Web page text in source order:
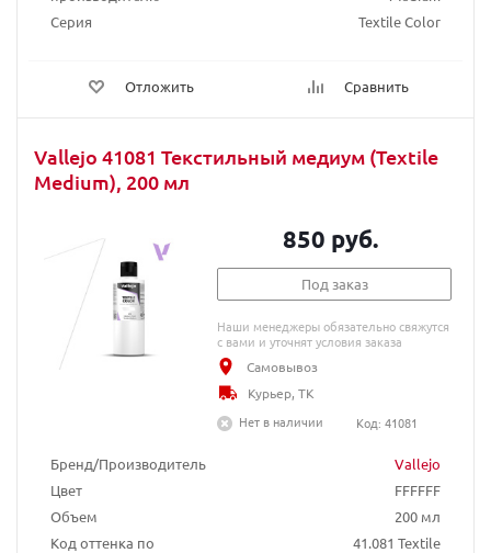
Серия
Textile Color
Отложить Сравнить
Vallejo 41081 Текстильный медиум (Textile
Medium), 200 мл
Бренд/Производитель
Vallejo
Цвет
FFFFFF
Объем
200 мл
Код оттенка по
41.081 Textile
850 руб.
Под заказ
Наши менеджеры обязательно свяжутся
с вами и уточнят условия заказа
Самовывоз
Курьер, ТК
Нет в наличии
Код: 41081